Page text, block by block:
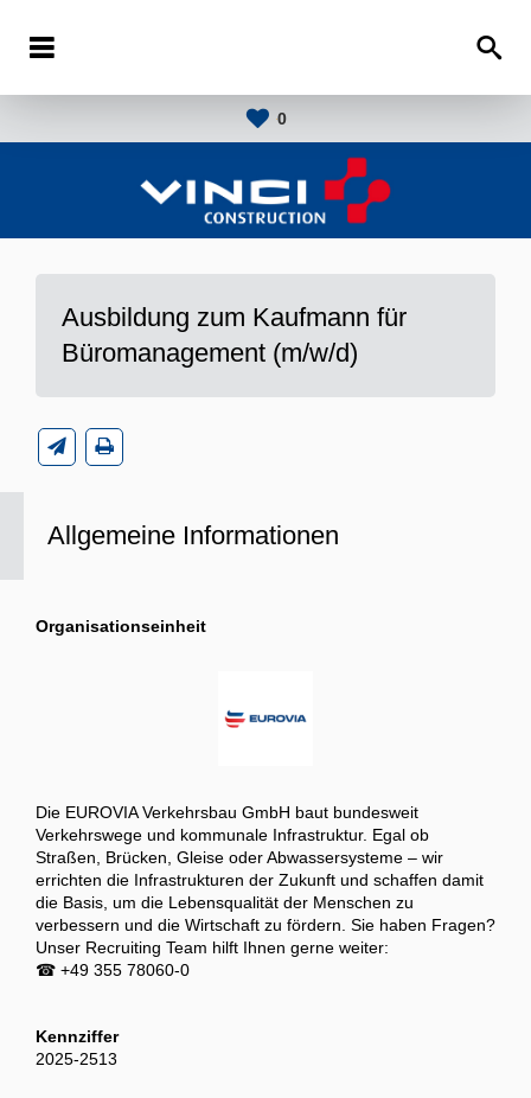
0
Ausbildung zum Kaufmann für
Büromanagement (m/w/d)
Allgemeine Informationen
Organisationseinheit
Die EUROVIA Verkehrsbau GmbH baut bundesweit
Verkehrswege und kommunale Infrastruktur. Egal ob
Straßen, Brücken, Gleise oder Abwassersysteme – wir
errichten die Infrastrukturen der Zukunft und schaffen damit
die Basis, um die Lebensqualität der Menschen zu
verbessern und die Wirtschaft zu fördern. Sie haben Fragen?
Unser Recruiting Team hilft Ihnen gerne weiter:
☎ +49 355 78060-0
Kennziffer
2025-2513